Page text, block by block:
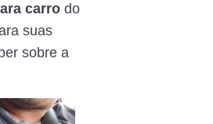
carro do
suas
sobre a